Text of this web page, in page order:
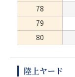
78
79
80
陸上ヤード